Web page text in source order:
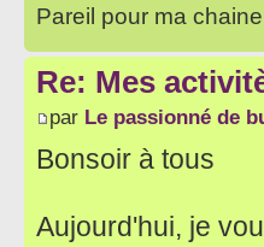
Pareil pour ma
Re: Mes
par Le passionné de
Bonsoir à tous
Aujourd'hui, je